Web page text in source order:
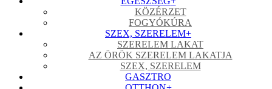
KÖZÉRZET
FOGYÓKÚRA
SZEX, SZERELEM+
SZERELEM LAKAT
AZ ÖRÖK SZERELEM LAKATJA
SZEX, SZERELEM
GASZTRO